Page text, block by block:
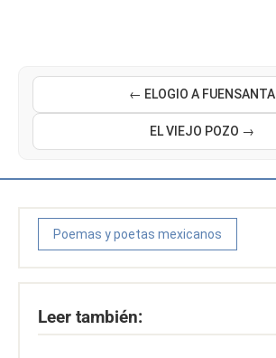
← ELOGIO A FUENSANTA
EL VIEJO POZO →
Poemas y poetas mexicanos
Leer también: